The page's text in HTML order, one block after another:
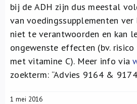
bij de ADH zijn dus meestal
van voedingssupplementen ver
niet te verantwoorden en kan
ongewenste effecten (bv.
met vitamine C). Meer info via
zoekterm: “Advies 9164 &
1 mei 2016